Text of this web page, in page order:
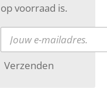
op voorraad is.
Verzenden